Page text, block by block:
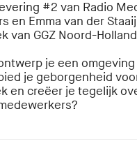
#2 van Radio
en Emma van der
van GGZ Noord-
je een
je geborgenheid
en creëer je tegelijk